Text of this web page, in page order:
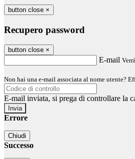
button close ×
Recupero password
button close ×
E-mail
Non hai una e-mail associata al nome utente?
E-mail inviata, si prega di controllare la
Errore
Chiudi
Successo